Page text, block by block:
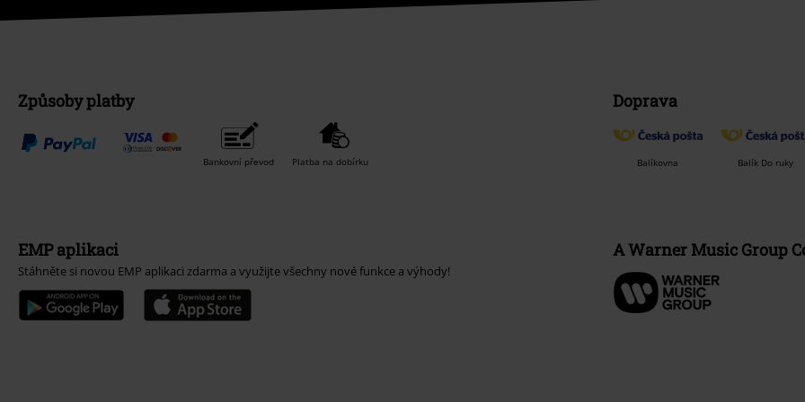
Způsoby platby
Bankovní převod Platba na dobírku
Doprava
Balíkovna Balík Do ruky
EMP aplikaci
Stáhněte si novou EMP aplikaci zdarma a využijte všechny nové funkce a výhody!
A Warner Music Group